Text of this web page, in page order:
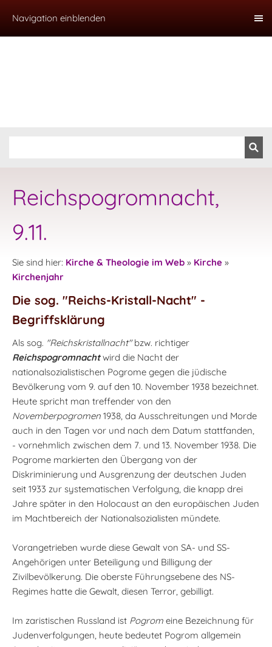
Navigation einblenden
Reichspogromnacht,
9.11.
Sie sind hier: Kirche & Theologie im Web » Kirche »
Kirchenjahr
Die sog. "Reichs-Kristall-Nacht" -
Begriffsklärung
Als sog. "Reichskristallnacht"bzw. richtiger
Reichspogromnachtwird die Nacht der
nationalsozialistischen Pogrome gegen die jüdische
Bevölkerung vom 9. auf den 10. November 1938 bezeichnet.
Heute spricht man treffender von den
Novemberpogromen 1938, da Ausschreitungen und Morde
auch in den Tagen vor und nach dem Datum stattfanden,
- vornehmlich zwischen dem 7. und 13. November 1938. Die
Pogrome markierten den Übergang von der
Diskriminierung und Ausgrenzung der deutschen Juden
seit 1933 zur systematischen Verfolgung, die knapp drei
Jahre später in den Holocaust an den europäischen Juden
im Machtbereich der Nationalsozialisten mündete.
Vorangetrieben wurde diese Gewalt von SA- und SS-
Angehörigen unter Beteiligung und Billigung der
Zivilbevölkerung. Die oberste Führungsebene des NS-
Regimes hatte die Gewalt, diesen Terror, gebilligt.
Im zaristischen Russland ist Pogrom eine Bezeichnung für
Judenverfolgungen, heute bedeutet Pogrom allgemein